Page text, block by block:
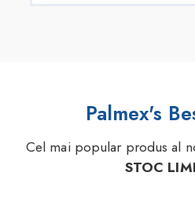
Palmex's
Cel mai popular produs al
STOC